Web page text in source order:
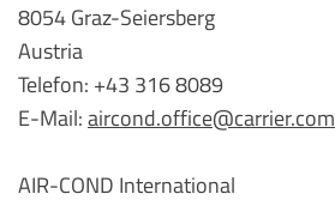
8054 Graz-Seiersberg
Austria
Telefon: +43 316 8089
E-Mail:aircond.office@carrier.com
AIR-COND International